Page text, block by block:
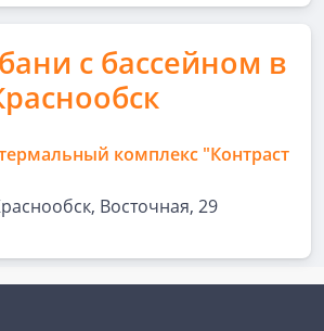
с бассейном в
комплекс "Контраст
Восточная, 29